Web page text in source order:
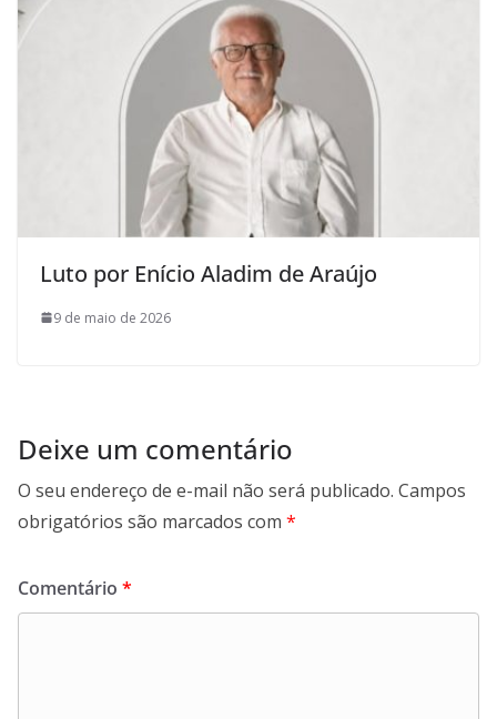
Luto por Enício Aladim de Araújo
9 de maio de 2026
Deixe um comentário
O seu endereço de e-mail não será publicado. Campos
obrigatórios são marcados com *
Comentário *